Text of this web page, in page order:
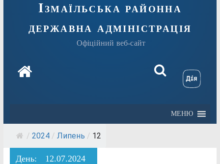
Ізмаїльська районна
державна адміністрація
Офіційний веб-сайт
МЕНЮ
/ 2024 / Липень / 12
День: 12.07.2024